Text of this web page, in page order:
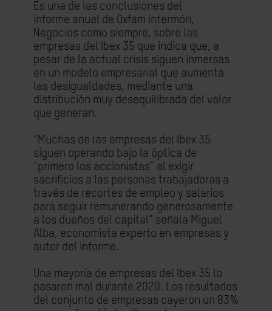
Es una de las conclusiones del
informe anual de Oxfam Intermón,
Negocios como siempre, sobre las
empresas del Ibex 35 que indica que, a
pesar de la actual crisis siguen inmersas
en un modelo empresarial que aumenta
las desigualdades, mediante una
distribución muy desequilibrada del valor
que generan.
“Muchas de las empresas del Ibex 35
siguen operando bajo la óptica de
“primero los accionistas” al exigir
sacrificios a las personas trabajadoras a
través de recortes de empleo y salarios
para seguir remunerando generosamente
a los dueños del capital” señala Miguel
Alba, economista experto en empresas y
autor del informe.
Una mayoría de empresas del Ibex 35 lo
pasaron mal durante 2020. Los resultados
del conjunto de empresas cayeron un 83%